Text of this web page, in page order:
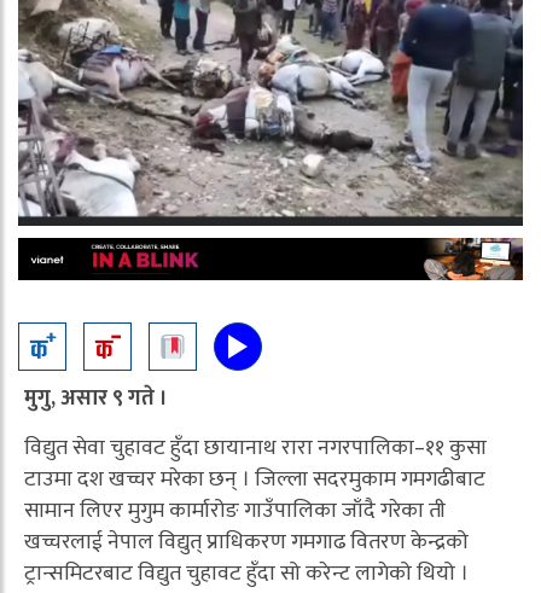
मुगु, असार ९ गते ।
विद्युत सेवा चुहावट हुँदा छायानाथ रारा नगरपालिका–११ कुसा
टाउमा दश खच्चर मरेका छन् । जिल्ला सदरमुकाम गमगढीबाट
सामान लिएर मुगुम कार्मारोङ गाउँपालिका जाँदै गरेका ती
खच्चरलाई नेपाल विद्युत् प्राधिकरण गमगाढ वितरण केन्द्रको
ट्रान्समिटरबाट विद्युत चुहावट हुँदा सो करेन्ट लागेको थियो ।